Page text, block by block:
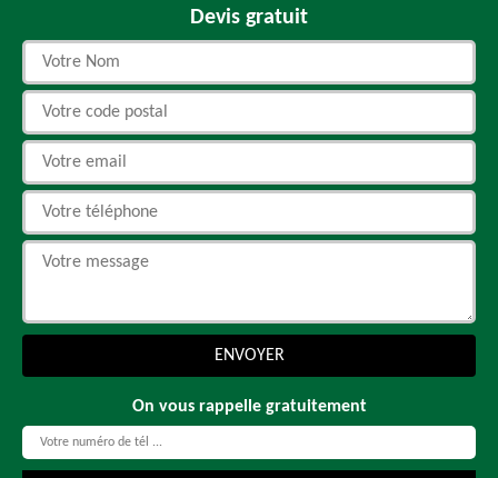
Devis gratuit
On vous rappelle gratuitement